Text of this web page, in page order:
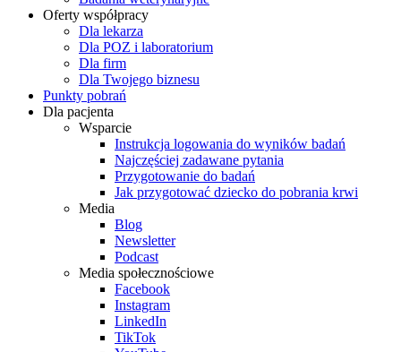
Oferty współpracy
Dla lekarza
Dla POZ i laboratorium
Dla firm
Dla Twojego biznesu
Punkty pobrań
Dla pacjenta
Wsparcie
Instrukcja logowania do wyników badań
Najczęściej zadawane pytania
Przygotowanie do badań
Jak przygotować dziecko do pobrania krwi
Media
Blog
Newsletter
Podcast
Media społecznościowe
Facebook
Instagram
LinkedIn
TikTok